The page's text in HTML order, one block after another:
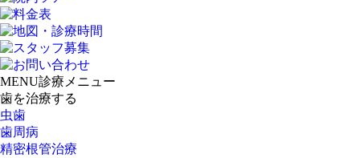
MENU診療メニュー
歯を治療する
虫歯
歯周病
精密根管治療